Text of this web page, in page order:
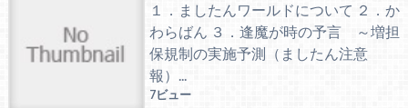
１．ましたんワールドについて ２．か
わらばん ３．逢魔が時の予言 ～増担
保規制の実施予測（ましたん注意
報）...
7ビュー